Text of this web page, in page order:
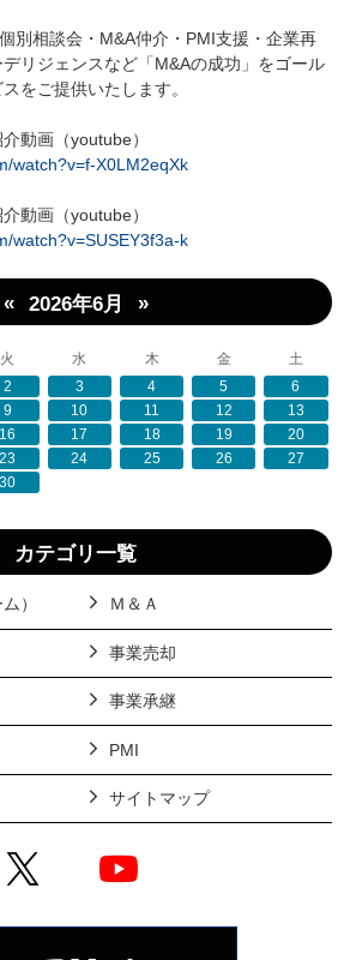
別相談会・M&A仲介・PMI支援・企業再
リジェンスなど「M&Aの成功」をゴール
をご提供いたします。
動画（youtube）
watch?v=f-X0LM2eqXk
動画（youtube）
watch?v=SUSEY3f3a-k
« 2026年6月 »
火 水 木 金
土
2 3 4 5
6
9 10 11 12
13
16 17 18 19
20
23 24 25 26
27
30
カテゴリ一覧
） Ｍ＆Ａ
事業売却
事業承継
PMI
サイトマップ
X